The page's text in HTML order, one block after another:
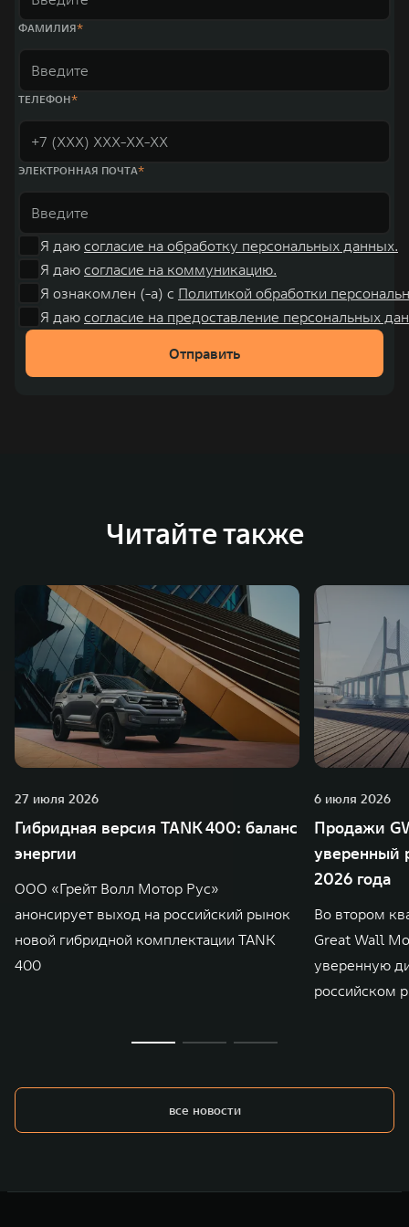
ФАМИЛИЯ
ТЕЛЕФОН
ЭЛЕКТРОННАЯ ПОЧТА
Я даю согласие на обработку персональных данных.
Я даю согласие на коммуникацию.
Я ознакомлен (-а) с Политикой обработки
Я даю согласие на предоставление персональных
Отправить
Читайте также
27 июля 2026
Гибридная версия TANK 400: баланс
энергии
ООО «Грейт Волл Мотор Рус»
анонсирует выход на российский рынок
новой гибридной комплектации TANK
400
6 июля 2026
Продажи
уверенный
2026 года
Во втором
Great Wall
уверенную
российском
все новости